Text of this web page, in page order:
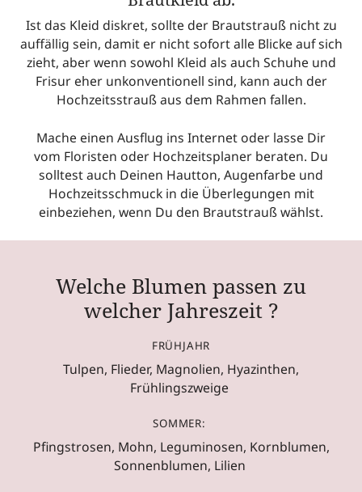
Ist das Kleid diskret, sollte der Brautstrauß nicht zu
auffällig sein, damit er nicht sofort alle Blicke auf sich
zieht, aber wenn sowohl Kleid als auch Schuhe und
Frisur eher unkonventionell sind, kann auch der
Hochzeitsstrauß aus dem Rahmen fallen.
Mache einen Ausflug ins Internet oder lasse Dir
vom Floristen oder Hochzeitsplaner beraten. Du
solltest auch Deinen Hautton, Augenfarbe und
Hochzeitsschmuck in die Überlegungen mit
einbeziehen, wenn Du den Brautstrauß wählst.
Welche Blumen passen zu
welcher Jahreszeit ?
FRÜHJAHR
Tulpen, Flieder, Magnolien, Hyazinthen,
Frühlingszweige
SOMMER:
Pfingstrosen, Mohn, Leguminosen, Kornblumen,
Sonnenblumen, Lilien